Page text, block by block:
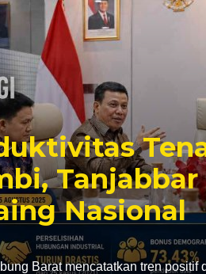
Jemput
Magang
Jabung Barat terus